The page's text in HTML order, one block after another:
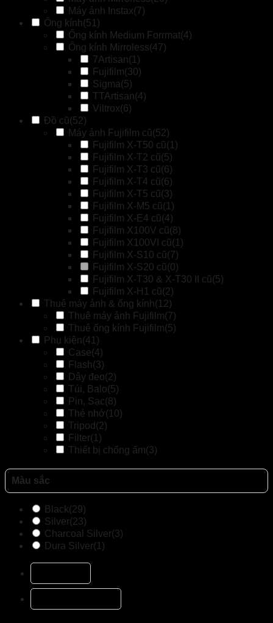
Máy ảnh Instax(7)
Ống kính(51)
Ống kính Medium Forrmat(4)
Ống kính Mirroless(47)
7Artisan(1)
Fujifilm(30)
Sigma(5)
TTArtisan(4)
Viltrox(6)
Đồ cũ(52)
Máy ảnh Fujifilm cũ(52)
Fujifilm X-T50 cũ(1)
Fujifilm X-T2 cũ(5)
Fujifilm X-T3 cũ(6)
Fujifilm X-T4 cũ(6)
Fujifilm X-T5 cũ(3)
Fujifilm X-M5 cũ(1)
Fujifilm X-E4 cũ(4)
Fujifilm X100V cũ(8)
Fujifilm X100VI cũ(1)
Fujifilm X-S10 cũ(7)
Fujifilm X-S20 cũ(0)
Fujifilm X-T30 & X-T30 II cũ(5)
Fujifilm X-H1 cũ(2)
Thuê máy ảnh & ống kính(12)
Thuê máy ảnh Fujifilm(7)
Thuê ống kính Fujifilm(5)
Phụ kiện(41)
Case(4)
Flash(3)
Dây đeo(2)
Túi, Balo(5)
Pin, Sạc(8)
Thẻ nhớ(10)
Tripod (2)
Filter(1)
Thiết bị chống ấm(3)
Màu sắc
Black(29)
Silver(23)
Charcoal Silver(3)
Dura Silver(1)